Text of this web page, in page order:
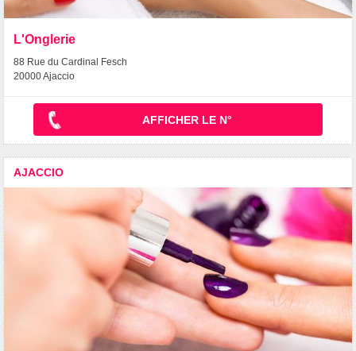
L'Onglerie
88 Rue du Cardinal Fesch
20000 Ajaccio
AFFICHER LE N°
AJACCIO